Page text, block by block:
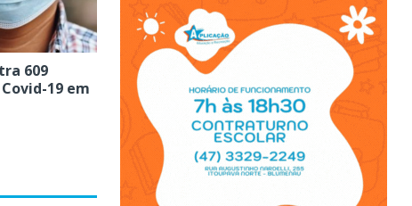
609
19 em